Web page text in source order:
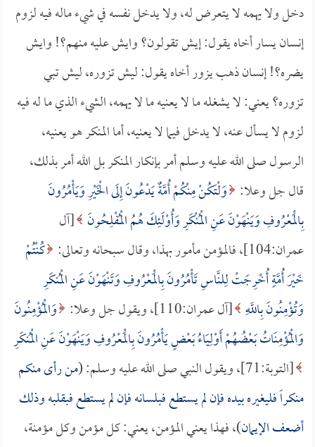
دخل ولا يهمه لا يتعرض له، ولا يدخل نفسه في شيء ماله فيه لزوم
إنسان يسار أخاه يقول: إيش تقولون؟ وايش عليه منهم؟! وايش
يضره؟! إنسان ذهب يزور أخاه يقول: ليش تزوره، ليش تبي
تزوره؟ يعني: لا يشغله ما لا يعنيه ما لا يهمه، الشيء الذي ما له فيه
لزوم لا يسأل عنه، لا يدخل فيما لا يعنيه، أما المنكر هو يعنيه،
الرسول صلى الله عليه وسلم أمر بإنكار المنكر بل الله أمر بذلك،
قال جل وعلا: وَلْتَكُنْ مِنْكُمْ أُمَّةٌ يَدْعُونَ إِلَى الْخَيْرِ وَيَأْمُرُونَ
بِالْمَعْرُوفِ وَيَنْهَوْنَ عَنِ الْمُنْكَرِ وَأُوْلَئِكَ هُمُ الْمُفْلِحُونَ [آل
عمران:104]، فالمؤمن مأمور بهذا، وقال سبحانه وتعالى:
كُنْتُمْ
خَيْرَ أُمَّةٍ أُخْرِجَتْ لِلنَّاسِ تَأْمُرُونَ بِالْمَعْرُوفِ وَتَنْهَوْنَ عَنِ الْمُنكَرِ
وَتُؤْمِنُونَ بِاللَّهِ [آل عمران:110]، ويقول جل وعلا:
وَالْمُؤْمِنُونَ
وَالْمُؤْمِنَاتُ بَعْضُهُمْ أَوْلِيَاءُ بَعْضٍ يَأْمُرُونَ بِالْمَعْرُوفِ وَيَنْهَوْنَ عَنِ الْمُنكَرِ
[التوبة:71]، ويقول النبي صلى الله عليه وسلم: (
من رأى منكم
منكراً فليغيره بيده فإن لم يستطع فبلسانه فإن لم يستطع فبقلبه وذلك
أضعف الإيمان)، فهذا يعني المؤمن، يعني: كل مؤمن وكل مؤمنة،